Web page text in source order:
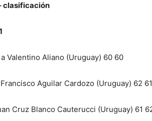
clasificación
Valentino Aliano (Uruguay) 60 60
Aguilar Cardozo (Uruguay) 62 61
Cruz Blanco Cauterucci (Uruguay) 61